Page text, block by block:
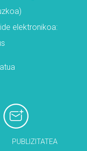
elektronikoa:
PUBLIZITATEA